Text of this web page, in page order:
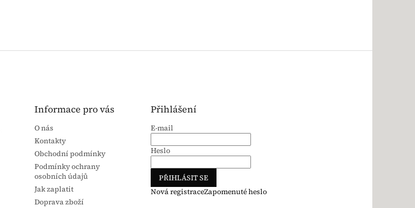
Informace pro vás
O nás
Kontakty
Obchodní podmínky
Podmínky ochrany
osobních údajů
Jak zaplatit
Doprava zboží
Přihlášení
E-mail
Heslo
PŘIHLÁSIT SE
Nová registraceZapomenuté heslo